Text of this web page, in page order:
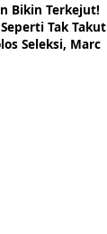
Bikin Terkejut!
Tak Takut
Seleksi, Marc